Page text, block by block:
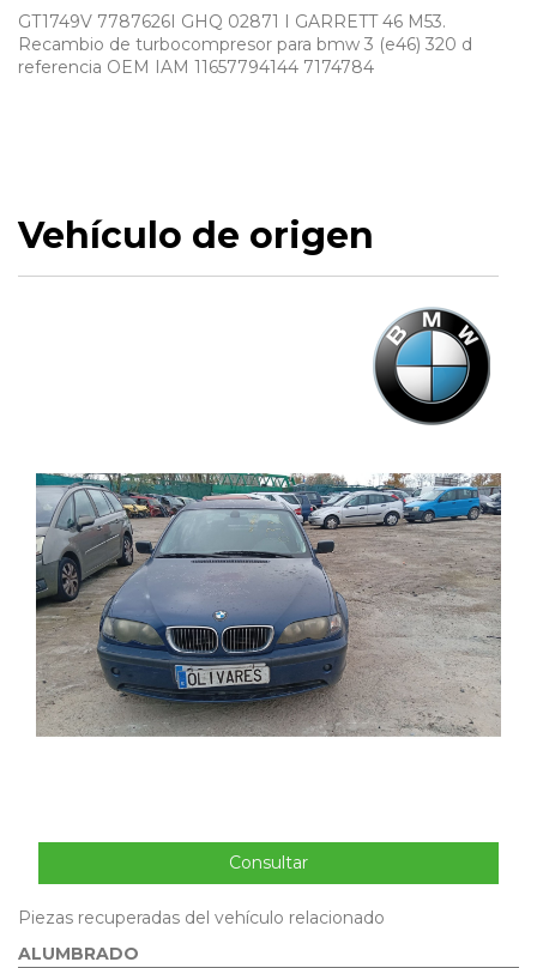
GT1749V 7787626I GHQ 02871 I GARRETT 46 M53.
Recambio de turbocompresor para bmw 3 (e46) 320 d
referencia OEM IAM 11657794144 7174784
Vehículo de origen
Consultar
Piezas recuperadas del vehículo relacionado
ALUMBRADO